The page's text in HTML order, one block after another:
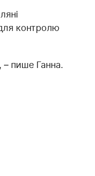
контролю
– пише Ганна.